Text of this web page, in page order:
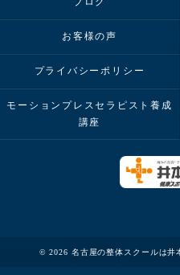
お客様の声
プライバシーポリシー
モーションプレスセラピスト養成
講座
© 2026 名古屋の整体スクールは井